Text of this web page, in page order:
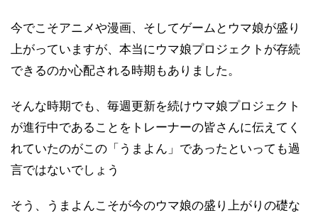
今でこそアニメや漫画、そしてゲームとウマ娘が盛り
上がっていますが、本当にウマ娘プロジェクトが存続
できるのか心配される時期もありました。
そんな時期でも、毎週更新を続けウマ娘プロジェクト
が進行中であることをトレーナーの皆さんに伝えてく
れていたのがこの「うまよん」であったといっても過
言ではないでしょう
そう、うまよんこそが今のウマ娘の盛り上がりの礎な